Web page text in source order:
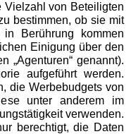
Vielzahl von Beteiligten
bestimmen, ob sie mit
Berührung kommen
Einigung über den
„Agenturen“ genannt).
aufgeführt werden.
die Werbebudgets von
unter anderem im
verwenden.
berechtigt, die Daten